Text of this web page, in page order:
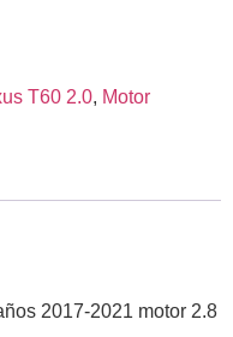
T60 2.0, Motor
2017-2021 motor 2.8